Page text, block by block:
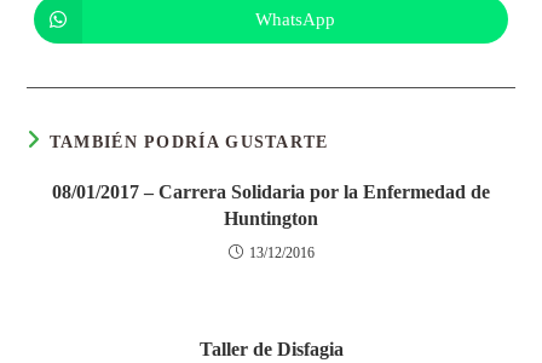
WhatsApp
TAMBIÉN PODRÍA GUSTARTE
08/01/2017 – Carrera Solidaria por la Enfermedad de
Huntington
13/12/2016
Taller de Disfagia